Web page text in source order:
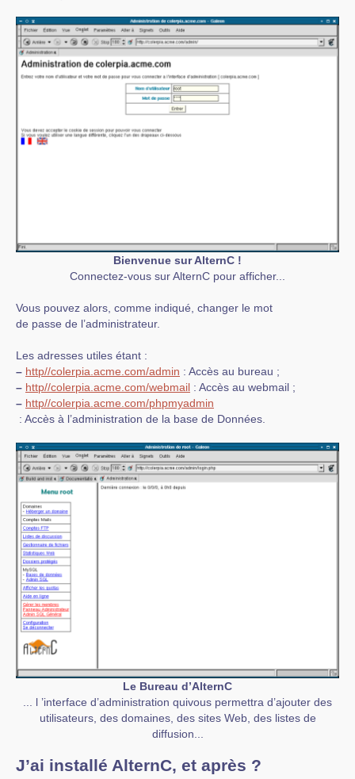
Bienvenue sur AlternC !
Connectez-vous sur AlternC pour afficher...
Vous pouvez alors, comme indiqué, changer le mot
de passe de l’administrateur.
Les adresses utiles étant :
– http//colerpia.acme.com/admin : Accès au bureau ;
– http//colerpia.acme.com/webmail : Accès au webmail ;
– http//colerpia.acme.com/phpmyadmin
: Accès à l’administration de la base de Données.
Le Bureau d’AlternC
... l ’interface d’administration quivous permettra d’ajouter des
utilisateurs, des domaines, des sites Web, des listes de
diffusion...
J’ai installé AlternC, et après ?